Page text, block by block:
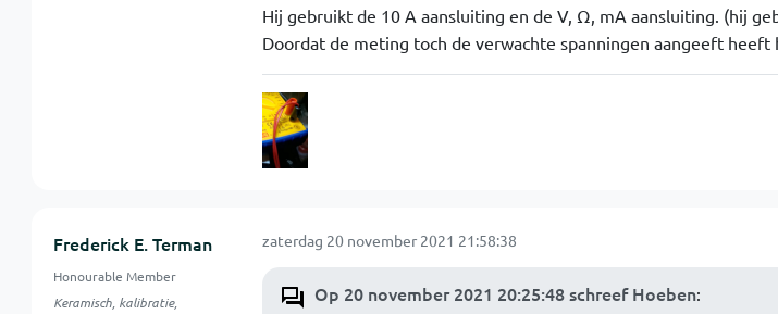
Hij gebruikt de 10 A aansluiting en de V, Ω, mA aansluiting. (hij
Doordat de meting toch de verwachte spanningen aangeeft
Frederick E. Terman
Honourable Member
Keramisch, kalibratie,
zaterdag 20 november 2021 21:58:38
Op 20 november 2021 20:25:48 schreef Hoeben: